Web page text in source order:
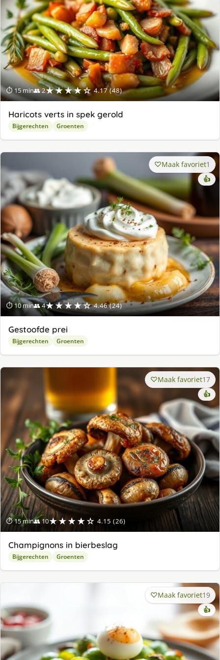
⏱ 15 min👥 2★★★★☆ 4.17 (48)
Haricots verts in spek gerold
Bijgerechten Groenten
⏱ 10 min👥 4★★★★☆ 4.46 (24)
Maak favoriet1
👍
Gestoofde prei
Bijgerechten Groenten
⏱ 15 min👥 10★★★★☆ 4.15 (26)
Maak favoriet17
👍
Champignons in bierbeslag
Bijgerechten Groenten
Maak favoriet19
👍